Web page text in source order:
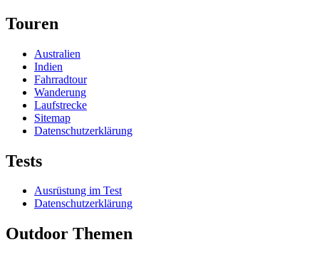
Touren
Australien
Indien
Fahrradtour
Wanderung
Laufstrecke
Sitemap
Datenschutzerklärung
Tests
Ausrüstung im Test
Datenschutzerklärung
Outdoor Themen